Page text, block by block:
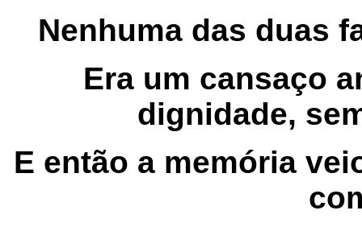
Nenhuma das duas
Era um cansaço
dignidade,
E então a memória